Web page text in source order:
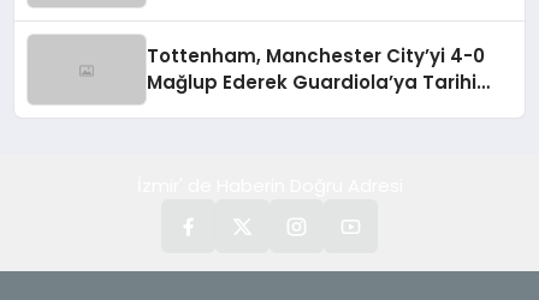
Tottenham, Manchester City’yi 4-0
Mağlup Ederek Guardiola’ya Tarihi